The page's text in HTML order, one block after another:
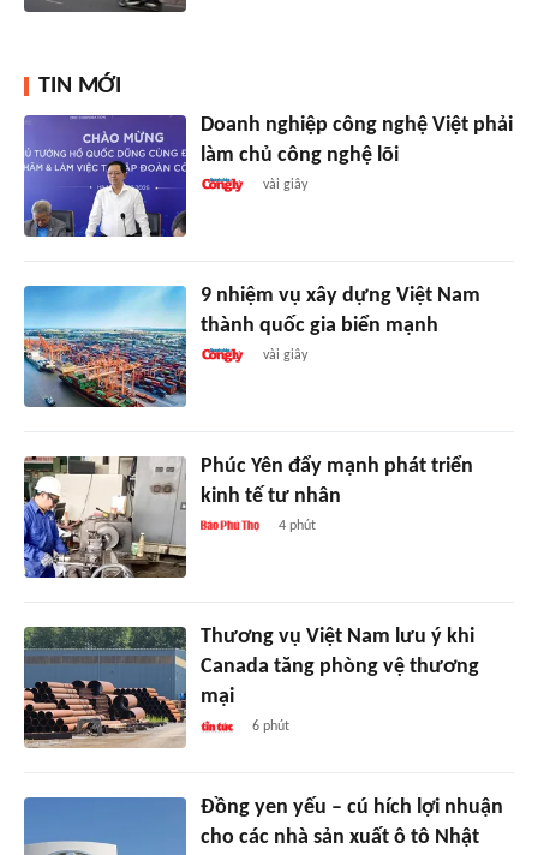
TIN MỚI
Doanh nghiệp công nghệ Việt phải
làm chủ công nghệ lõi
vài giây
9 nhiệm vụ xây dựng Việt Nam
thành quốc gia biển mạnh
vài giây
Phúc Yên đẩy mạnh phát triển
kinh tế tư nhân
4 phút
Thương vụ Việt Nam lưu ý khi
Canada tăng phòng vệ thương
mại
6 phút
Đồng yen yếu – cú hích lợi nhuận
cho các nhà sản xuất ô tô Nhật